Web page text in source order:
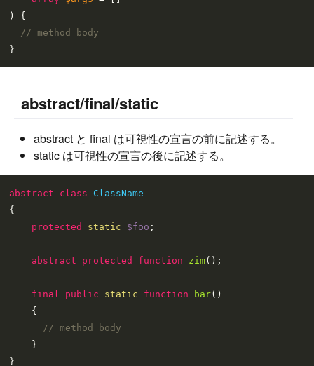
) {
// method body
abstract/final/static
abstract と final は可視性の宣言の前に記述する。
static は可視性の宣言の後に記述する。
abstract class
ClassName
{
protected
static $foo ;
abstract protected function zim( ) ;
final public static function bar( )
{
// method body
    }